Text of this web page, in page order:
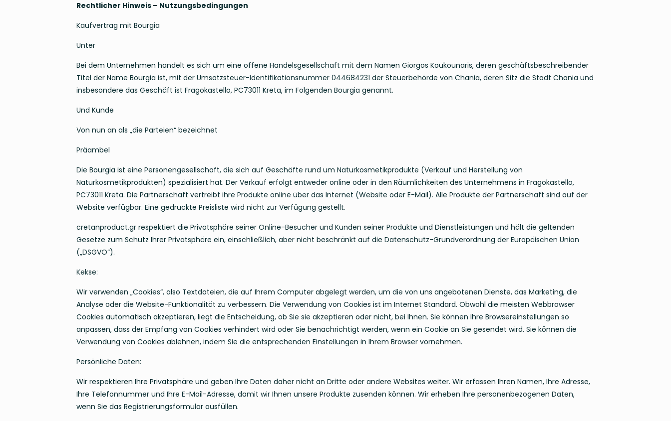
Rechtlicher Hinweis – Nutzungsbedingungen
Kaufvertrag mit Bourgia
Unter
Bei dem Unternehmen handelt es sich um eine offene Handelsgesellschaft mit dem Namen Giorgos Koukounaris, deren geschäftsbeschreibender
Titel der Name Bourgia ist, mit der Umsatzsteuer-Identifikationsnummer 044684231 der Steuerbehörde von Chania, deren Sitz die Stadt Chania und
insbesondere das Geschäft ist Fragokastello, PC73011 Kreta, im Folgenden Bourgia genannt.
Und Kunde
Von nun an als „die Parteien“ bezeichnet
Präambel
Die Bourgia ist eine Personengesellschaft, die sich auf Geschäfte rund um Naturkosmetikprodukte (Verkauf und Herstellung von
Naturkosmetikprodukten) spezialisiert hat. Der Verkauf erfolgt entweder online oder in den Räumlichkeiten des Unternehmens in Fragokastello,
PC73011 Kreta. Die Partnerschaft vertreibt ihre Produkte online über das Internet (Website oder E-Mail). Alle Produkte der Partnerschaft sind auf der
Website verfügbar. Eine gedruckte Preisliste wird nicht zur Verfügung gestellt.
cretanproduct.gr respektiert die Privatsphäre seiner Online-Besucher und Kunden seiner Produkte und Dienstleistungen und hält die geltenden
Gesetze zum Schutz Ihrer Privatsphäre ein, einschließlich, aber nicht beschränkt auf die Datenschutz-Grundverordnung der Europäischen Union
(„DSGVO“).
Kekse:
Wir verwenden „Cookies“, also Textdateien, die auf Ihrem Computer abgelegt werden, um die von uns angebotenen Dienste, das Marketing, die
Analyse oder die Website-Funktionalität zu verbessern. Die Verwendung von Cookies ist im Internet Standard. Obwohl die meisten Webbrowser
Cookies automatisch akzeptieren, liegt die Entscheidung, ob Sie sie akzeptieren oder nicht, bei Ihnen. Sie können Ihre Browsereinstellungen so
anpassen, dass der Empfang von Cookies verhindert wird oder Sie benachrichtigt werden, wenn ein Cookie an Sie gesendet wird. Sie können die
Verwendung von Cookies ablehnen, indem Sie die entsprechenden Einstellungen in Ihrem Browser vornehmen.
Persönliche Daten:
Wir respektieren Ihre Privatsphäre und geben Ihre Daten daher nicht an Dritte oder andere Websites weiter. Wir erfassen Ihren Namen, Ihre Adresse,
Ihre Telefonnummer und Ihre E-Mail-Adresse, damit wir Ihnen unsere Produkte zusenden können. Wir erheben Ihre personenbezogenen Daten,
wenn Sie das Registrierungsformular ausfüllen.